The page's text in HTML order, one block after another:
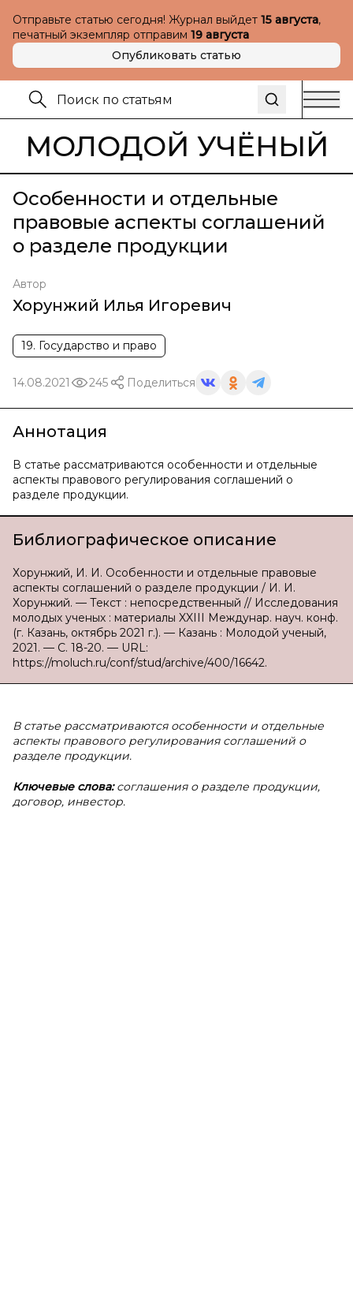
Отправьте статью сегодня! Журнал выйдет 15 августа,
печатный экземпляр отправим 19 августа
Опубликовать статью
МОЛОДОЙ УЧЁНЫЙ
Особенности и отдельные
правовые аспекты соглашений
о разделе продукции
Автор
Хорунжий Илья Игоревич
19. Государство и право
14.08.2021 245 Поделиться
Аннотация
В статье рассматриваются особенности и отдельные
аспекты правового регулирования соглашений о
разделе продукции.
Библиографическое описание
Хорунжий, И. И. Особенности и отдельные правовые
аспекты соглашений о разделе продукции / И. И.
Хорунжий. — Текст : непосредственный // Исследования
молодых ученых : материалы XXIII Междунар. науч. конф.
(г. Казань, октябрь 2021 г.). — Казань : Молодой ученый,
2021. — С. 18-20. — URL:
https://moluch.ru/conf/stud/archive/400/16642.
В статье рассматриваются особенности и отдельные
аспекты правового регулирования соглашений о
разделе продукции.
Ключевые слова:соглашения о разделе продукции,
договор, инвестор.